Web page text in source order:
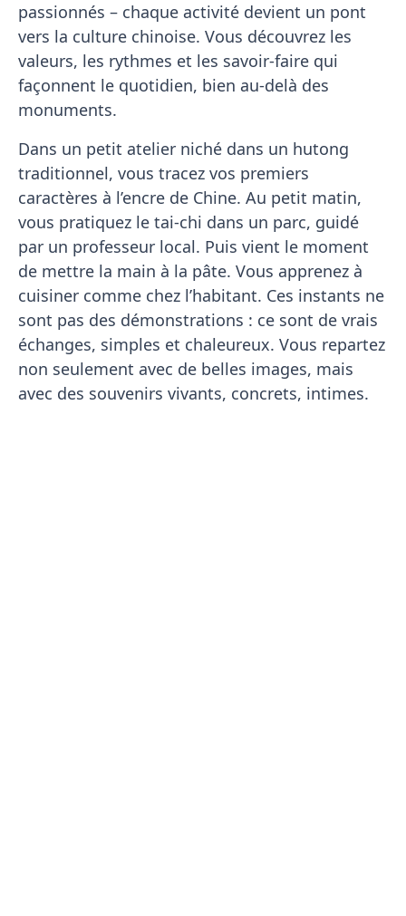
passionnés – chaque activité devient un pont
vers la culture chinoise. Vous découvrez les
valeurs, les rythmes et les savoir-faire qui
façonnent le quotidien, bien au-delà des
monuments.
Dans un petit atelier niché dans un hutong
traditionnel, vous tracez vos premiers
caractères à l’encre de Chine. Au petit matin,
vous pratiquez le tai-chi dans un parc, guidé
par un professeur local. Puis vient le moment
de mettre la main à la pâte. Vous apprenez à
cuisiner comme chez l’habitant. Ces instants ne
sont pas des démonstrations : ce sont de vrais
échanges, simples et chaleureux. Vous repartez
non seulement avec de belles images, mais
avec des souvenirs vivants, concrets, intimes.